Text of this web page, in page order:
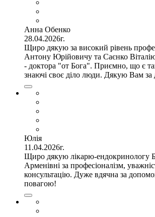
Анна Обенко
28.04.2026г.
Щиро дякую за високий рівень
Антону Юрійовичу та Саєнко
- доктора "от Бога". Приємно, що є
знаючі своє діло люди. Дякую Вам
Юлія
11.04.2026г.
Щиро дякую лікарю-ендокринологу
Арменівні за професіоналізм,
консультацію. Дуже вдячна за
повагою!